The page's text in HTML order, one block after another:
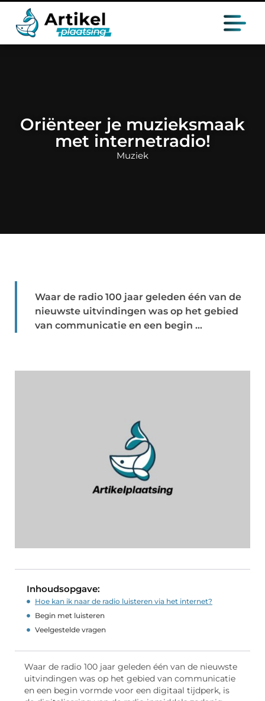
Oriënteer je muzieksmaak
met internetradio!
Muziek
Waar de radio 100 jaar geleden één van de
nieuwste uitvindingen was op het gebied
van communicatie en een begin ...
Inhoudsopgave:
Hoe kan ik naar de radio luisteren via het internet?
Begin met luisteren
Veelgestelde vragen
Waar de radio 100 jaar geleden één van de nieuwste
uitvindingen was op het gebied van communicatie
en een begin vormde voor een digitaal tijdperk, is